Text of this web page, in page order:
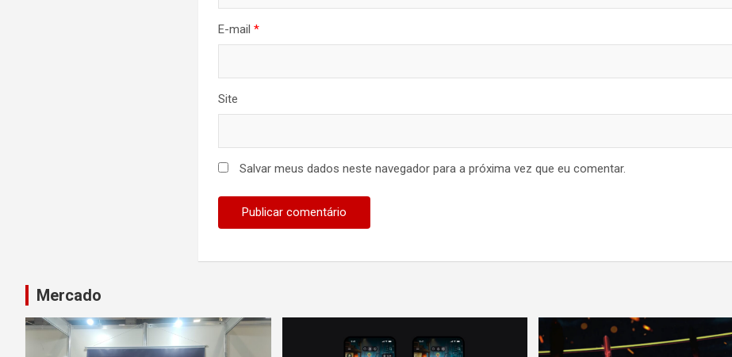
E-mail*
Site
Salvar meus dados neste navegador para a próxima vez que eu comentar.
Mercado